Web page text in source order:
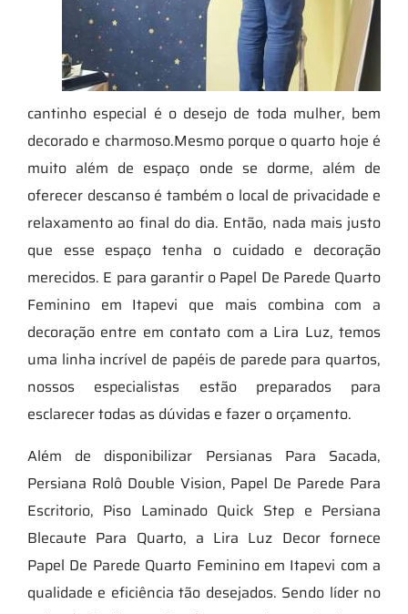
cantinho especial é o desejo de toda mulher, bem
decorado e charmoso.Mesmo porque o quarto hoje é
muito além de espaço onde se dorme, além de
oferecer descanso é também o local de privacidade e
relaxamento ao final do dia. Então, nada mais justo
que esse espaço tenha o cuidado e decoração
merecidos. E para garantir o Papel De Parede Quarto
Feminino em Itapevi que mais combina com a
decoração entre em contato com a Lira Luz, temos
uma linha incrível de papéis de parede para quartos,
nossos especialistas estão preparados para
esclarecer todas as dúvidas e fazer o orçamento.
Além de disponibilizar Persianas Para Sacada,
Persiana Rolô Double Vision, Papel De Parede Para
Escritorio, Piso Laminado Quick Step e Persiana
Blecaute Para Quarto, a Lira Luz Decor fornece
Papel De Parede Quarto Feminino em Itapevi com a
qualidade e eficiência tão desejados. Sendo líder no